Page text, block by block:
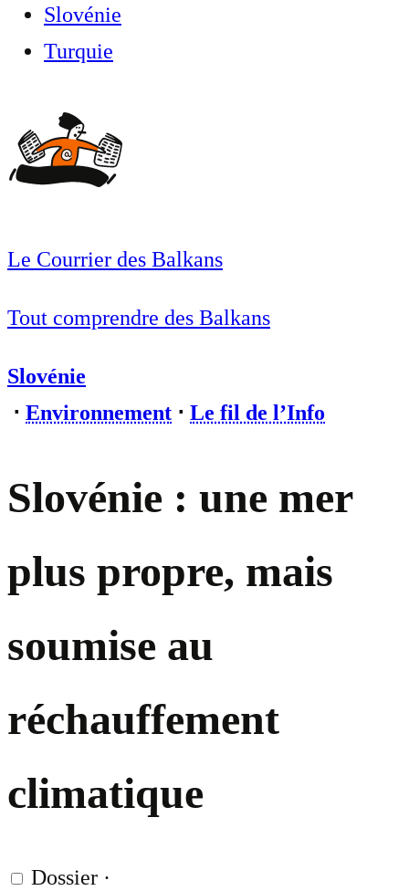
Slovénie
Turquie
Le Courrier des Balkans
Tout comprendre des Balkans
Slovénie
⋅ Environnement ⋅ Le fil de l’Info
Slovénie : une mer
plus propre, mais
soumise au
réchauffement
climatique
Dossier ·